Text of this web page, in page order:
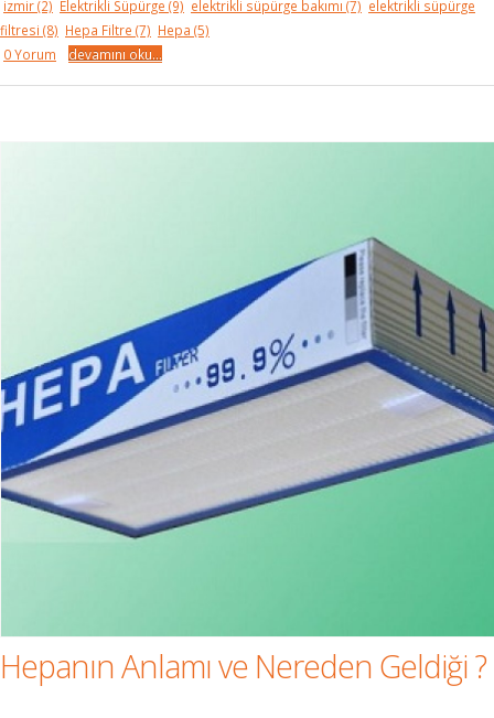
izmir(2) Elektrikli Süpürge (9) elektrikli süpürge bakımı (7) elektrikli süpürge
filtresi (8) Hepa Filtre (7) Hepa (5)
0 Yorum
devamını oku...
Hepanın Anlamı ve Nereden Geldiği ?